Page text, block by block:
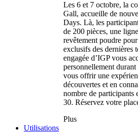
Les 6 et 7 octobre, la
Gall, accueille de
Days. Là, les
de 200 pièces, une
revêtement poudre
exclusifs des dernières
engagée d’IGP vous
personnellement
vous offrir une
découvertes et en
nombre de participants
30. Réservez votre
Plus
Utilisations